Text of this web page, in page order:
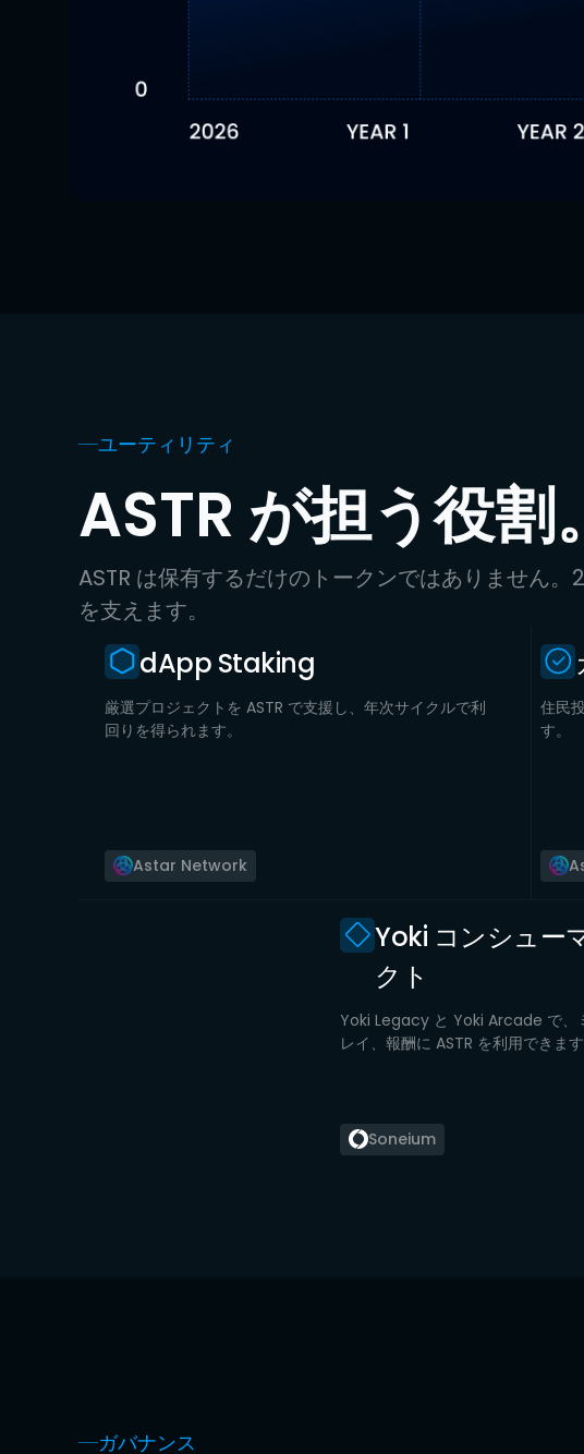
ユーティリティ
ASTR が担う役割。
ASTR は保有するだけのトークンではありません
を支えます。
dApp Staking
厳選プロジェクトを ASTR で支援し、年次サイクルで利
回りを得られます。
Astar Network
住民
す。
Yoki コンシュー
クト
Yoki Legacy と Yoki Arcade で、
レイ、報酬に ASTR を利用できます
Soneium
ガバナンス